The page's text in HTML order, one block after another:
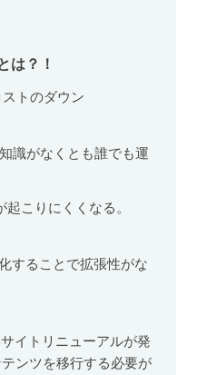
は？！
トのダウン
識がなくとも誰でも運
こりにくくなる。
することで拡張性がな
イトリニューアルが発
ンツを移行する必要が